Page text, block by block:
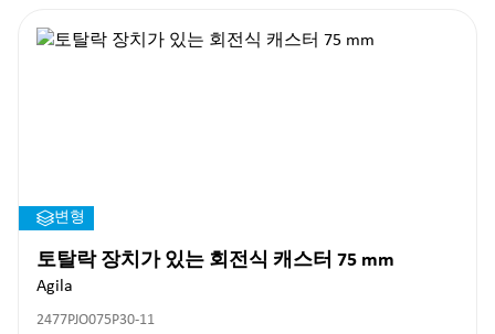
변형
토탈락 장치가 있는 회전식 캐스터 75 mm
Agila
2477PJO075P30-11